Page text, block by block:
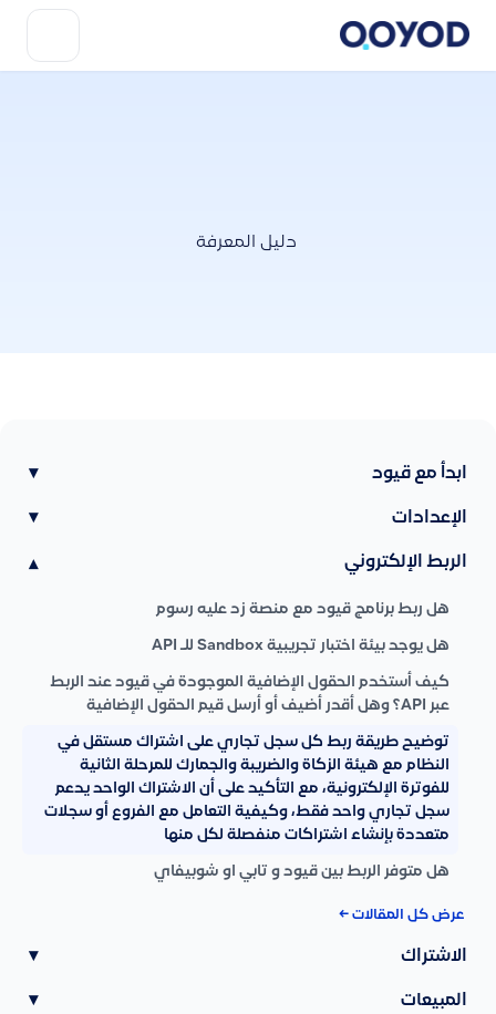
دليل المعرفة
ابدأ مع قيود ▾
الإعدادات ▾
الربط الإلكتروني ▾
هل ربط برنامج قيود مع منصة زد عليه رسوم
هل يوجد بيئة اختبار تجريبية Sandbox للـ API
كيف أستخدم الحقول الإضافية الموجودة في قيود عند الربط
عبر API؟ وهل أقدر أضيف أو أرسل قيم الحقول الإضافية
توضيح طريقة ربط كل سجل تجاري على اشتراك مستقل في
النظام مع هيئة الزكاة والضريبة والجمارك للمرحلة الثانية
للفوترة الإلكترونية، مع التأكيد على أن الاشتراك الواحد يدعم
سجل تجاري واحد فقط، وكيفية التعامل مع الفروع أو سجلات
متعددة بإنشاء اشتراكات منفصلة لكل منها
هل متوفر الربط بين قيود و تابي او شوبيفاي
عرض كل المقالات ←
الاشتراك ▾
المبيعات ▾